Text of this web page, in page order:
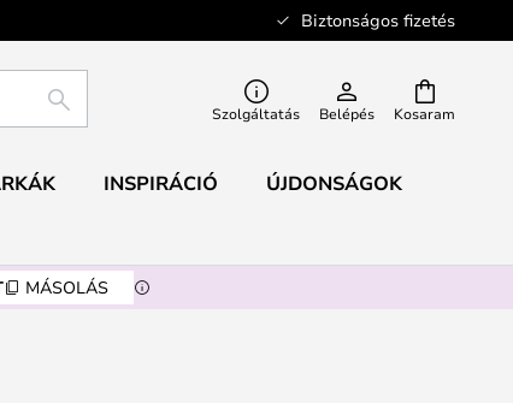
Biztonságos fizetés
Kosaram
KERESÉS Szolgáltatás Belépés
INSPIRÁCIÓ ÚJDONSÁGOK
MÁSOLÁS